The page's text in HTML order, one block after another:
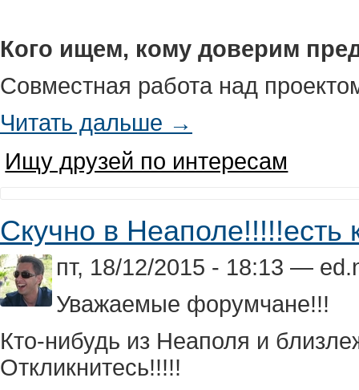
Кого ищем, кому доверим
Совместная работа над
Читать дальше →
Ищу друзей по интересам
Скучно в Неаполе!!!!!есть
пт, 18/12/2015 - 18:13 —
Уважаемые форумчане!!!
Кто-нибудь из Неаполя и
Откликнитесь!!!!!